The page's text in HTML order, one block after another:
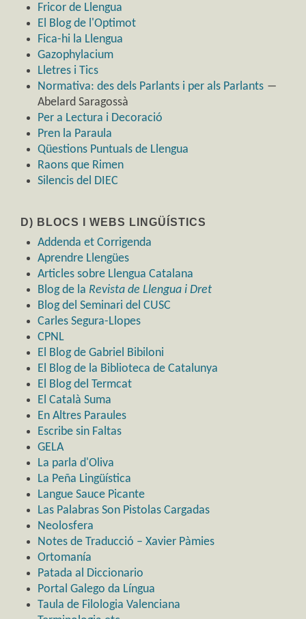
Fricor de Llengua
El Blog de l'Optimot
Fica-hi la Llengua
Gazophylacium
Lletres i Tics
Normativa: des dels Parlants i per als Parlants ―
Abelard Saragossà
Per a Lectura i Decoració
Pren la Paraula
Qüestions Puntuals de Llengua
Raons que Rimen
Silencis del DIEC
D) BLOCS I WEBS LINGÜÍSTICS
Addenda et Corrigenda
Aprendre Llengües
Articles sobre Llengua Catalana
Blog de la Revista de Llengua i Dret
Blog del Seminari del CUSC
Carles Segura-Llopes
CPNL
El Blog de Gabriel Bibiloni
El Blog de la Biblioteca de Catalunya
El Blog del Termcat
El Català Suma
En Altres Paraules
Escribe sin Faltas
GELA
La parla d'Oliva
La Peña Lingüística
Langue Sauce Picante
Las Palabras Son Pistolas Cargadas
Neolosfera
Notes de Traducció – Xavier Pàmies
Ortomanía
Patada al Diccionario
Portal Galego da Língua
Taula de Filologia Valenciana